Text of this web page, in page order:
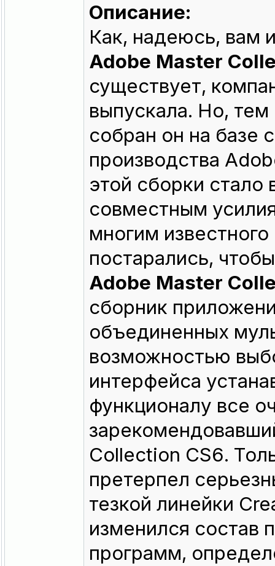
Описание:
Как, надеюсь, вам
Adobe Master
существует,
выпускала. Но,
собран он на базе
производства
этой сборки
совместным
многим
постарались,
Adobe Master
сборник
объединенных
возможностью
интерфейса
функционалу все
Collection CS6.
претерпел
тезкой линейки
изменился состав
программ,